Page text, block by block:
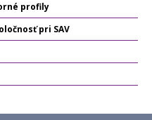
profily
pri SAV